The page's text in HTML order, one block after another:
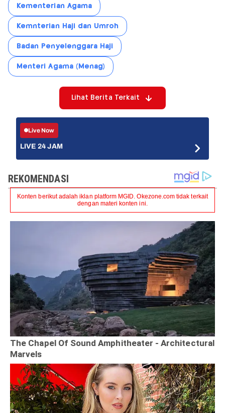
Kementerian Agama
Kemnterian Haji dan Umroh
Badan Penyelenggara Haji
Menteri Agama (Menag)
Lihat Berita Terkait
Live Now
LIVE 24 JAM